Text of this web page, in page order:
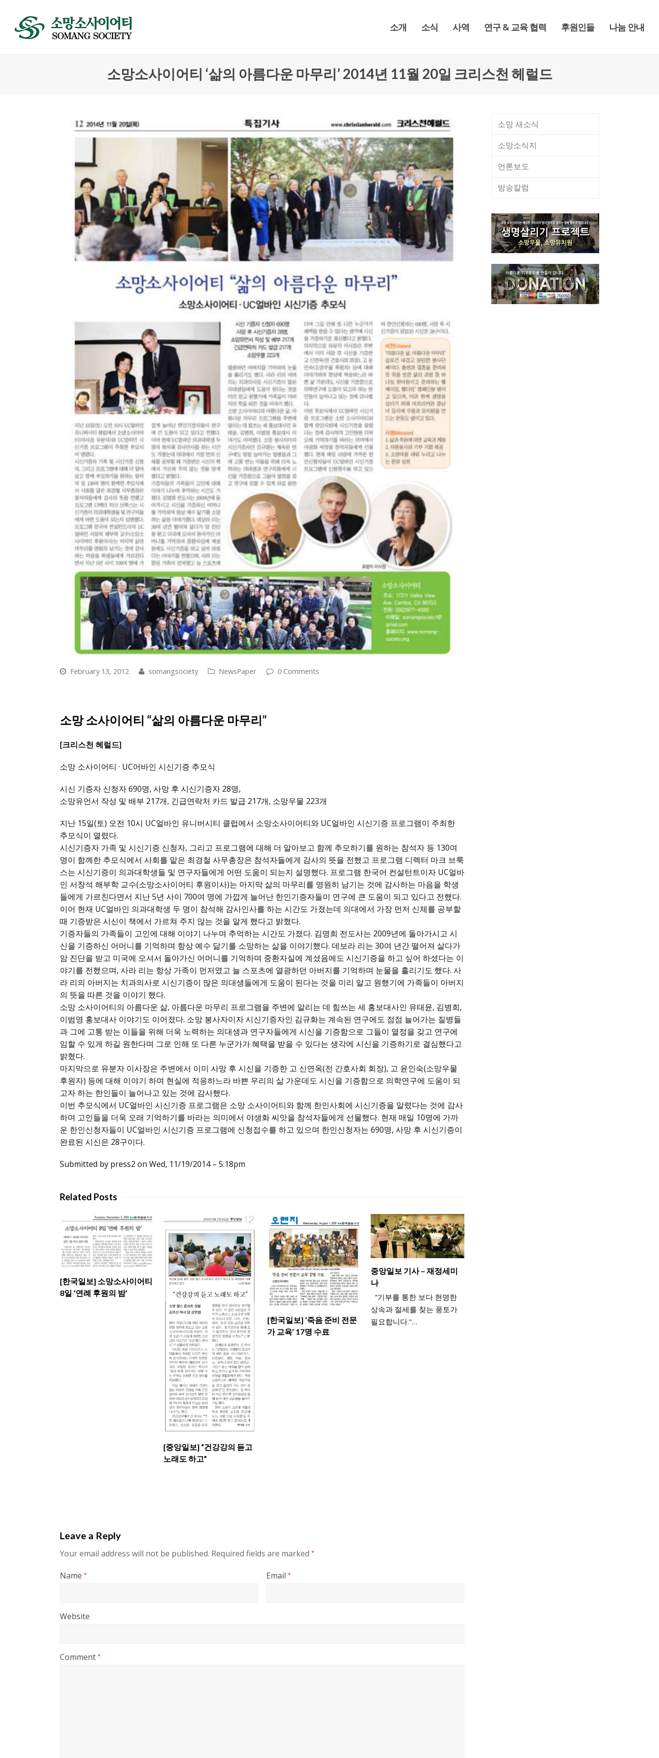
소개 소식 사역 연구 & 교육 협력 후원인들 나눔 안내
소망소사이어티 ‘삶의 아름다운 마무리’ 2014년 11월 20일 크리스천 헤럴드
February 13, 2012 somangsociety NewsPaper 0 Comments
소망 소사이어티 “삶의 아름다운 마무리”
[크리스천 헤럴드]
소망 소사이어티 · UC어바인 시신기증 추모식
시신 기증자 신청자 690명, 사망 후 시신기증자 28명,
소망유언서 작성 및 배부 217개, 긴급연락처 카드 발급 217개, 소망우물 223개
지난 15일(토) 오전 10시 UC얼바인 유니버시티 클럽에서 소망소사이어티와 UC얼바인 시신기증 프로그램이 주최한
추모식이 열렸다.
시신기증자 가족 및 시신기증 신청자, 그리고 프로그램에 대해 더 알아보고 함께 추모하기를 원하는 참석자 등 130여
명이 함께한 추모식에서 사회를 맡은 최경철 사무총장은 참석자들에게 감사의 뜻을 전했고 프로그램 디렉터 마크 브룩
스는 시신기증이 의과대학생들 및 연구자들에게 어떤 도움이 되는지 설명했다. 프로그램 한국어 컨설턴트이자 UC얼바
인 서창석 해부학 교수(소망소사이어티 후원이사)는 마지막 삶의 마무리를 영원히 남기는 것에 감사하는 마음을 학생
들에게 가르친다면서 지난 5년 사이 700여 명에 가깝게 늘어난 한인기증자들이 연구에 큰 도움이 되고 있다고 전했다.
이어 현재 UC얼바인 의과대학생 두 명이 참석해 감사인사를 하는 시간도 가졌는데 의대에서 가장 먼저 신체를 공부할
때 기증받은 시신이 책에서 가르쳐 주지 않는 것을 알게 했다고 밝혔다.
기증자들의 가족들이 고인에 대해 이야기 나누며 추억하는 시간도 가졌다. 김명희 전도사는 2009년에 돌아가시고 시
신을 기증하신 어머니를 기억하며 항상 예수 닮기를 소망하는 삶을 이야기했다. 데보라 리는 30여 년간 떨어져 살다가
암 진단을 받고 미국에 오셔서 돌아가신 어머니를 기억하며 중환자실에 계셨음에도 시신기증을 하고 싶어 하셨다는 이
야기를 전했으며, 사라 리는 항상 가족이 먼저였고 늘 스포츠에 열광하던 아버지를 기억하며 눈물을 흘리기도 했다. 사
라 리의 아버지는 치과의사로 시신기증이 많은 의대생들에게 도움이 된다는 것을 미리 알고 원했기에 가족들이 아버지
의 뜻을 따른 것을 이야기 했다.
소망 소사이어티의 아름다운 삶, 아름다운 마무리 프로그램을 주변에 알리는 데 힘쓰는 세 홍보대사인 유태윤, 김병희,
이범영 홍보대사 이야기도 이어졌다. 소망 봉사자이자 시신기증자인 김규화는 계속된 연구에도 점점 늘어가는 질병들
과 그에 고통 받는 이들을 위해 더욱 노력하는 의대생과 연구자들에게 시신을 기증함으로 그들이 열정을 갖고 연구에
임할 수 있게 하길 원한다며 그로 인해 또 다른 누군가가 혜택을 받을 수 있다는 생각에 시신을 기증하기로 결심했다고
밝혔다.
마지막으로 유분자 이사장은 주변에서 이미 사망 후 시신을 기증한 고 신연옥(전 간호사회 회장), 고 윤인숙(소망우물
후원자) 등에 대해 이야기 하며 현실에 적응하느라 바쁜 우리의 삶 가운데도 시신을 기증함으로 의학연구에 도움이 되
고자 하는 한인들이 늘어나고 있는 것에 감사했다.
이번 추모식에서 UC얼바인 시신기증 프로그램은 소망 소사이어티와 함께 한인사회에 시신기증을 알렸다는 것에 감사
하며 고인들을 더욱 오래 기억하기를 바라는 의미에서 야생화 씨앗을 참석자들에게 선물했다. 현재 매일 10명에 가까
운 한인신청자들이 UC얼바인 시신기증 프로그램에 신청접수를 하고 있으며 한인신청자는 690명, 사망 후 시신기증이
완료된 시신은 28구이다.
Submitted by press2 on Wed, 11/19/2014 – 5:18pm
Related Posts
[한국일보] 소망소사이어티
8일 ‘연례 후원의 밤’
[중앙일보] “건강강의 듣고
노래도 하고”
[한국일보] ‘죽음 준비 전문
가 교육’ 17명 수료
중앙일보 기사 – 재정세미
나
"기부를 통한 보다 현명한
상속과 절세를 찾는 풍토가
필요합니다."…
Leave a Reply
Your email address will not be published. Required fields are marked *
Name * Email *
Website
Comment *
소망 새소식
소망소식지
언론보도
방송칼럼